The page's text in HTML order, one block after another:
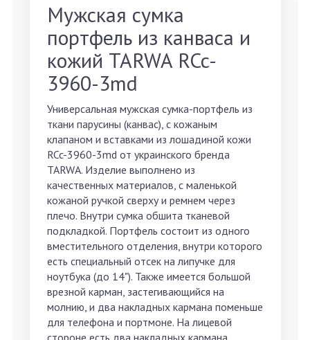
Мужская сумка
портфель из канваса и
кожий TARWA RCc-
3960-3md
Универсальная мужская сумка-портфель из
ткани парусины (канвас), с кожаным
клапаном и вставками из лошадиной кожи
RCc-3960-3md от украинского бренда
TARWA. Изделие выполнено из
качественных материалов, с маленькой
кожаной ручкой сверху и ремнем через
плечо. Внутри сумка обшита тканевой
подкладкой. Портфель состоит из одного
вместительного отделения, внутри которого
есть специальный отсек на липучке для
ноутбука (до 14"). Также имеется большой
врезной карман, застегивающийся на
молнию, и два накладных кармана поменьше
для телефона и портмоне. На лицевой